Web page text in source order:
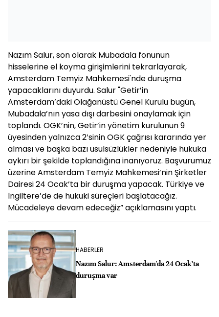
Nazım Salur, son olarak Mubadala fonunun
hisselerine el koyma girişimlerini tekrarlayarak,
Amsterdam Temyiz Mahkemesi'nde duruşma
yapacaklarını duyurdu. Salur "Getir’in
Amsterdam’daki Olağanüstü Genel Kurulu bugün,
Mubadala’nın yasa dışı darbesini onaylamak için
toplandı. OGK’nin, Getir’in yönetim kurulunun 9
üyesinden yalnızca 2’sinin OGK çağrısı kararında yer
alması ve başka bazı usulsüzlükler nedeniyle hukuka
aykırı bir şekilde toplandığına inanıyoruz. Başvurumuz
üzerine Amsterdam Temyiz Mahkemesi’nin Şirketler
Dairesi 24 Ocak’ta bir duruşma yapacak. Türkiye ve
İngiltere’de de hukuki süreçleri başlatacağız.
Mücadeleye devam edeceğiz” açıklamasını yaptı.
HABERLER
Nazım Salur: Amsterdam'da 24 Ocak’ta
duruşma var